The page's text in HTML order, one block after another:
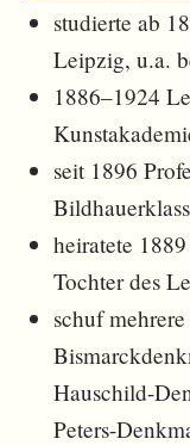
studierte ab
Leipzig, u.a.
1886–1924
seit 1896
heiratete
Tochter des
schuf
Hauschild-
Peters-